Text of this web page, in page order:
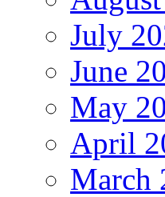
July
June
May
April
March